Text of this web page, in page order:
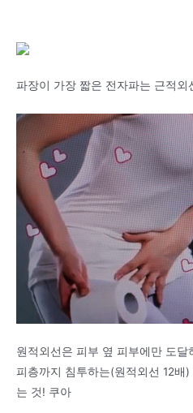
파장이 가장 짧은 전자파는 근적외
원적외선은 피부 옆 피부에만 도
피층까지 침투하는(원적외선 12배
는 것! 쿠아